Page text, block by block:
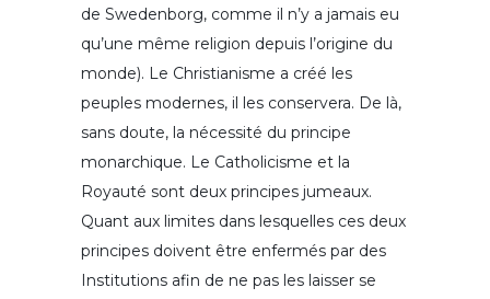
de Swedenborg, comme il n’y a jamais eu
qu’une même religion depuis l’origine du
monde). Le Christianisme a créé les
peuples modernes, il les conservera. De là,
sans doute, la nécessité du principe
monarchique. Le Catholicisme et la
Royauté sont deux principes jumeaux.
Quant aux limites dans lesquelles ces deux
principes doivent être enfermés par des
Institutions afin de ne pas les laisser se